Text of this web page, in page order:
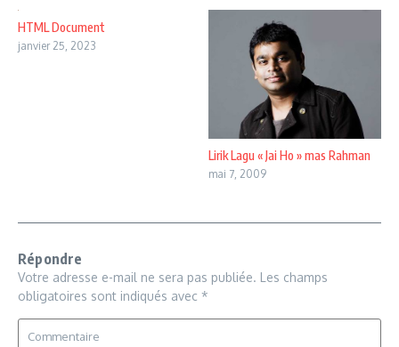
HTML Document
janvier 25, 2023
Lirik Lagu « Jai Ho » mas Rahman
mai 7, 2009
Répondre
Votre adresse e-mail ne sera pas publiée. Les champs
obligatoires sont indiqués avec *